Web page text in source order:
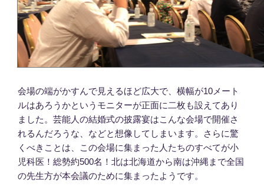
会場の端がかすんで見えるほど広大で、横幅が10メート
ルはあろうかというモニターが正面に二枚も設えてあり
ました。芸能人の結婚式の披露宴はこんな会場で開催さ
れるんだろうな、などと想像してしまいます。さらに驚
くべきことは、この会場に集まった人たちのすべてが小
児科医！総勢約500名！北は北海道から南は沖縄まで全国
の先生方が本会議のために集まったようです。